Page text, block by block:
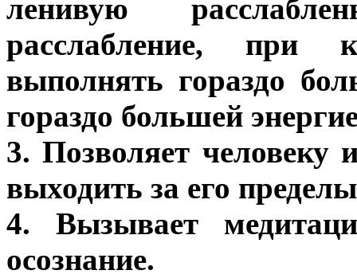
ленивую
расслабление, при
выполнять гораздо
гораздо большей
3. Позволяет человеку
выходить за его
4. Вызывает
осознание.